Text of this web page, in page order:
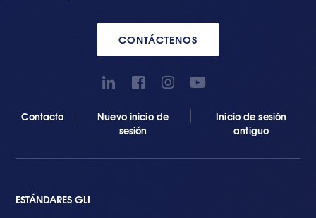
CONTÁCTENOS
Contacto
Nuevo inicio de
sesión
Inicio de sesión
antiguo
ESTÁNDARES GLI